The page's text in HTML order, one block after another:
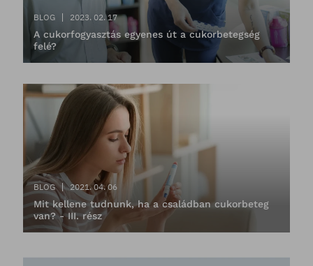
BLOG 2023. 02. 17
A cukorfogyasztás egyenes út a cukorbetegség
felé?
BLOG 2021. 04. 06
Mit kellene tudnunk, ha a családban cukorbeteg
van? - III. rész